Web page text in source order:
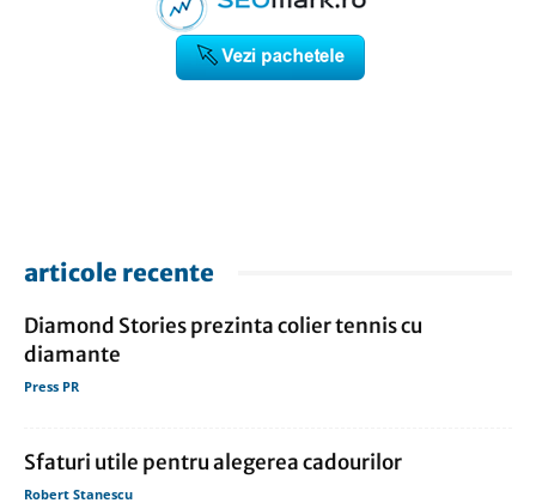
articole recente
Diamond Stories prezinta colier tennis cu
diamante
Press PR
Sfaturi utile pentru alegerea cadourilor
Robert Stanescu